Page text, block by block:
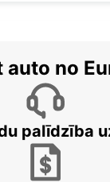
SUPERSITE
auto no
palīdzība